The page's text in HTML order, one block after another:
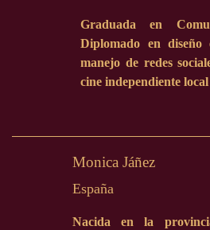
Graduada en
Diplomado en
manejo de redes
cine independiente local
Monica Jáñez
España
Nacida en la